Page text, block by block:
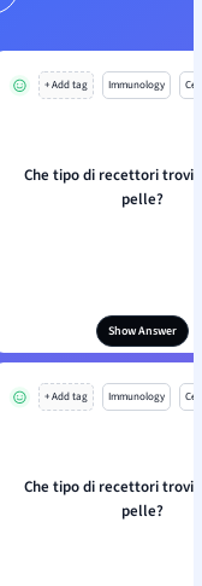
+ Add tag Immunology
Che tipo di recettori
pelle?
Show Answer
+ Add tag Immunology
Che tipo di recettori
pelle?